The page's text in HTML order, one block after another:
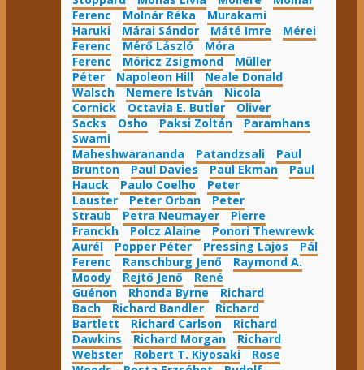
Ferenc
Molnár Réka
Murakami
Haruki
Márai Sándor Máté Imre
Mérei
Ferenc
Mérő László
Móra
Ferenc
Móricz Zsigmond
Müller
Péter
Napoleon Hill
Neale Donald
Walsch
Nemere István
Nicola
Cornick
Octavia E. Butler
Oliver
Sacks
Osho Paksi Zoltán
Paramhans
Swami
Maheshwarananda
Patandzsali
Paul
Brunton
Paul Davies Paul Ekman
Paul
Hauck
Paulo Coelho
Peter
Lauster
Peter Orban
Peter
Straub
Petra Neumayer
Pierre
Franckh
Polcz Alaine
Ponori Thewrewk
Aurél
Popper Péter Pressing Lajos
Pál
Ferenc
Ranschburg Jenő
Raymond A.
Moody
Rejtő Jenő
René
Guénon
Rhonda Byrne
Richard
Bach
Richard Bandler
Richard
Bartlett
Richard Carlson
Richard
Dawkins
Richard Morgan
Richard
Webster
Robert T. Kiyosaki
Rose